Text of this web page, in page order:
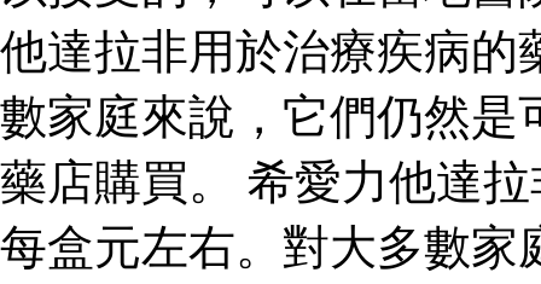
他達拉非用於治療疾病的
數家庭來說，它們仍然是
藥店購買。 希愛力他達
每盒元左右。對大多數家